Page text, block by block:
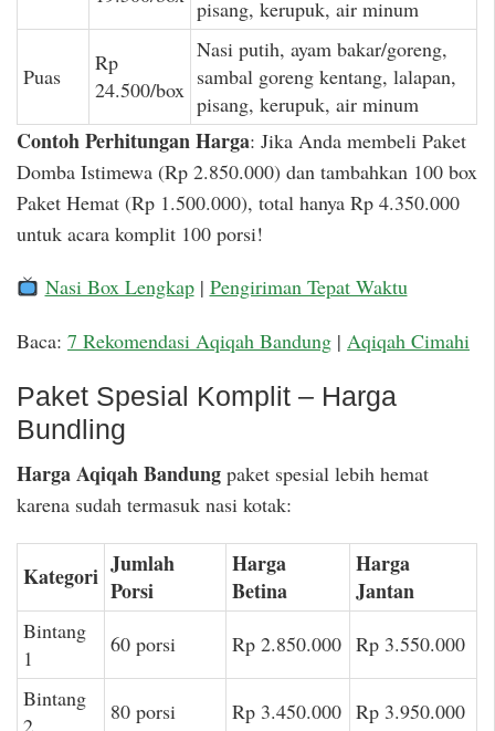
pisang, kerupuk, air minum
Puas
Rp
24.500/box
Nasi putih, ayam bakar/goreng,
sambal goreng kentang, lalapan,
pisang, kerupuk, air minum
Contoh Perhitungan Harga: Jika Anda membeli Paket
Domba Istimewa (Rp 2.850.000) dan tambahkan 100 box
Paket Hemat (Rp 1.500.000), total hanya Rp 4.350.000
untuk acara komplit 100 porsi!
Nasi Box Lengkap| Pengiriman Tepat Waktu
Baca: 7 Rekomendasi Aqiqah Bandung | Aqiqah Cimahi
Paket Spesial Komplit – Harga
Bundling
Harga Aqiqah Bandung paket spesial lebih hemat
karena sudah termasuk nasi kotak:
Kategori Jumlah
Porsi
Harga
Betina
Harga
Jantan
Bintang
1
60 porsi Rp 2.850.000 Rp 3.550.000
Bintang
2
80 porsi Rp 3.450.000 Rp 3.950.000